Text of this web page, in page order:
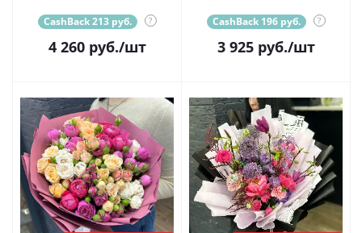
CashBack 213 руб. ?
4 260руб./шт
CashBack 196 руб. ?
3 925руб./шт